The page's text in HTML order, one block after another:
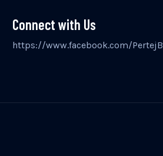
Connect with Us
https://www.facebook.com/